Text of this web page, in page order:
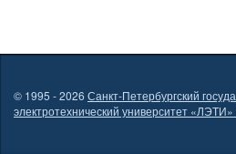
© 1995 - 2026 Санкт-Петербургский
электротехнический университет